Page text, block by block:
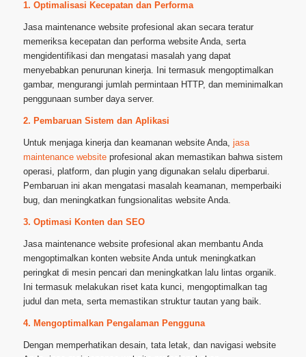
1. Optimalisasi Kecepatan dan Performa
Jasa maintenance website profesional akan secara teratur
memeriksa kecepatan dan performa website Anda, serta
mengidentifikasi dan mengatasi masalah yang dapat
menyebabkan penurunan kinerja. Ini termasuk mengoptimalkan
gambar, mengurangi jumlah permintaan HTTP, dan meminimalkan
penggunaan sumber daya server.
2. Pembaruan Sistem dan Aplikasi
Untuk menjaga kinerja dan keamanan website Anda, jasa
maintenance websiteprofesional akan memastikan bahwa sistem
operasi, platform, dan plugin yang digunakan selalu diperbarui.
Pembaruan ini akan mengatasi masalah keamanan, memperbaiki
bug, dan meningkatkan fungsionalitas website Anda.
3. Optimasi Konten dan SEO
Jasa maintenance website profesional akan membantu Anda
mengoptimalkan konten website Anda untuk meningkatkan
peringkat di mesin pencari dan meningkatkan lalu lintas organik.
Ini termasuk melakukan riset kata kunci, mengoptimalkan tag
judul dan meta, serta memastikan struktur tautan yang baik.
4. Mengoptimalkan Pengalaman Pengguna
Dengan memperhatikan desain, tata letak, dan navigasi website